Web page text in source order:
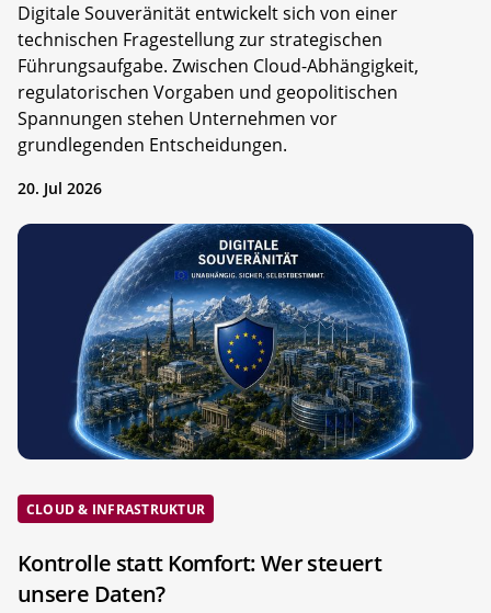
Digitale Souveränität entwickelt sich von einer
technischen Fragestellung zur strategischen
Führungsaufgabe. Zwischen Cloud-Abhängigkeit,
regulatorischen Vorgaben und geopolitischen
Spannungen stehen Unternehmen vor
grundlegenden Entscheidungen.
20. Jul 2026
CLOUD & INFRASTRUKTUR
Kontrolle statt Komfort: Wer steuert
unsere Daten?